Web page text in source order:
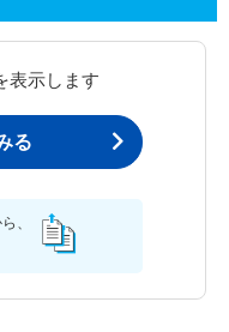
表示します
る
、